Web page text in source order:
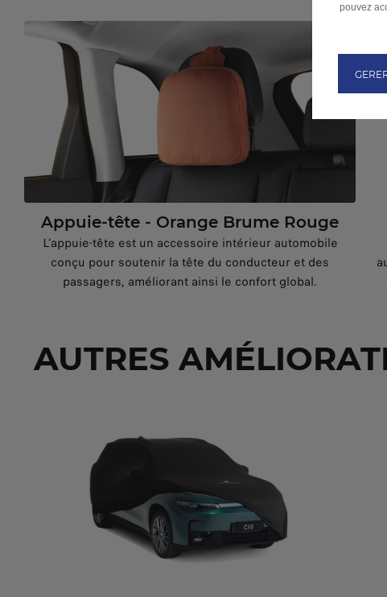
Appuie-tête - Orange Brume Rouge
L’appuie-tête est un accessoire intérieur automobile
conçu pour soutenir la tête du conducteur et des
passagers, améliorant ainsi le confort global.
AUTRES
pouvez